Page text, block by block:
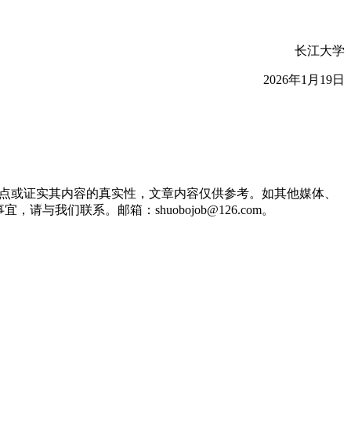
长江大学
2026年1月19日
证实其内容的真实性，文章内容仅供参考。如其他媒体、
请与我们联系。邮箱：shuobojob@126.com。